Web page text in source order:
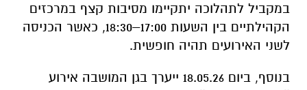
במקביל לתהלוכה יתקיימו מסיבות קצף במרכזים
הקהילתיים בין השעות 17:00–18:30, כאשר הכניסה
לשני האירועים תהיה חופשית.
בנוסף, ביום 18.05.26 ייערך בגן המושבה אירוע